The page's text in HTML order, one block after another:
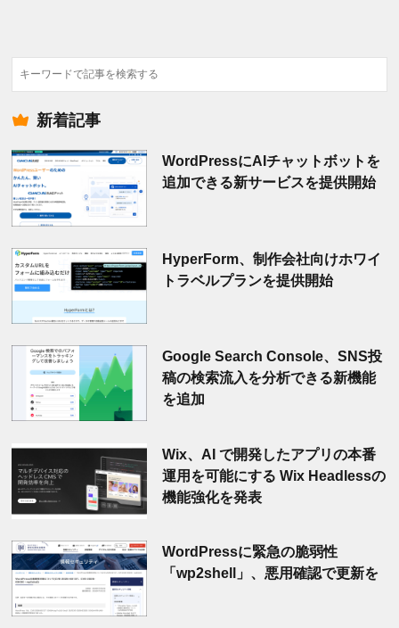
検
索
新着記事
WordPressにAIチャットボットを
追加できる新サービスを提供開始
HyperForm、制作会社向けホワイ
トラベルプランを提供開始
Google Search Console、SNS投
稿の検索流入を分析できる新機能
を追加
Wix、AI で開発したアプリの本番
運用を可能にする Wix Headlessの
機能強化を発表
WordPressに緊急の脆弱性
「wp2shell」、悪用確認で更新を